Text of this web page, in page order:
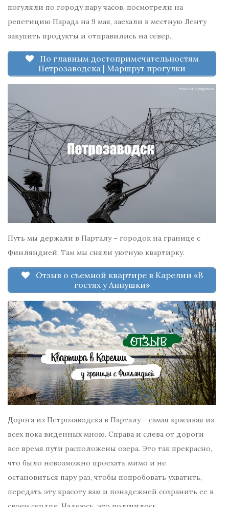
погуляли по городу пару часов, посмотрели на
репетицию Парада на 9 мая, заехали в местную Ленту
закупить продукты и отправились на север.
По главным достопримечательностям
Петрозаводска | Маршрут прогулки
Путь мы держали в Парталу – городок на границе с
Финляндией. Там мы сняли уютную квартирку.
Отзыв о съемной квартире в Карелии «В
гостях у Аннушки»
Дорога из Петрозаводска в Парталу – самая красивая из
всех пока виденных мною. Справа и слева от дороги
все время пути расположены озера. Это так прекрасно,
что было невозможно проехать мимо и не
остановиться пару раз, чтобы попробовать ухватить,
передать эту красоту вам и понадежней сохранить ее в